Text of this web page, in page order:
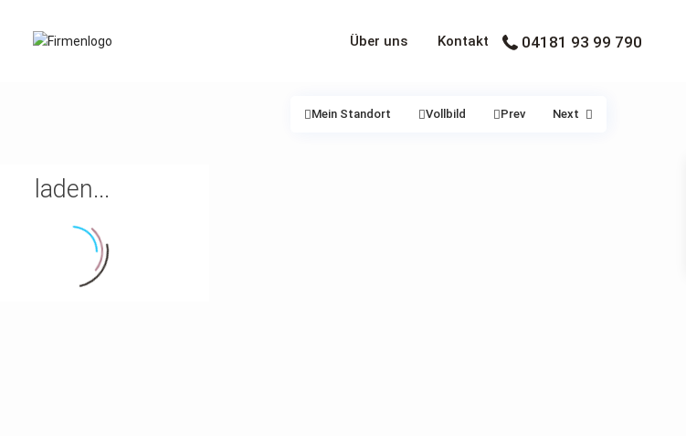
Über uns Kontakt 04181 93 99 790
laden...
Mein Standort Vollbild Prev Next